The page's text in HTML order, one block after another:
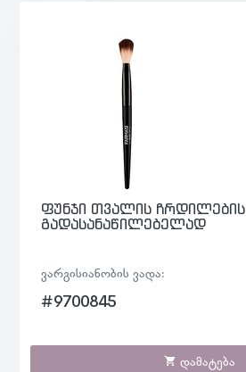
ფუნჯი თვალის ჩრდილების
გადასანაწილებელად
ვარგისიანობის ვადა:
#9700845
დამატება